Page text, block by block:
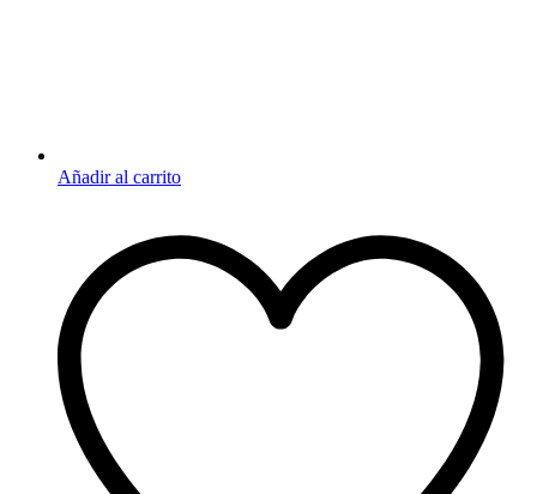
Añadir al carrito